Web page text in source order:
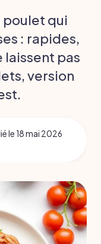
poulet qui
: rapides,
laissent pas
version
le 18 mai 2026·